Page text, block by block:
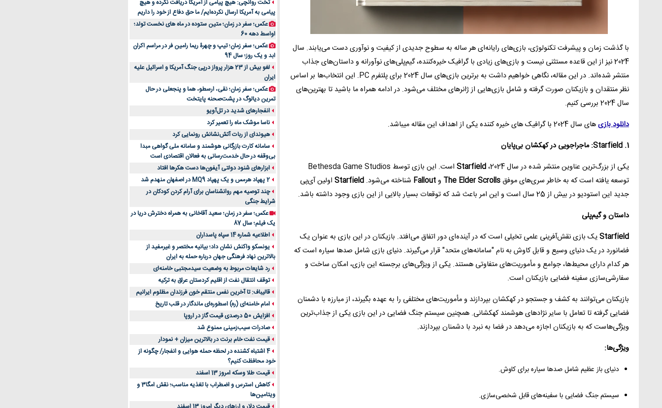
با گذشت زمان و پیشرفت تکنولوژی، بازی‌های رایانه‌ای هر ساله به سطوح جدیدی از کیفیت و نوآوری دست می‌یابند. سال
2024 نیز از این قاعده مستثنی نیست و بازی‌های زیادی با گرافیک خیره‌کننده، گیم‌پلی‌های نوآورانه و داستان‌های جذاب
منتشر شده‌اند. در این مقاله، نگاهی خواهیم داشت به برترین بازی‌های سال 2024 برای پلتفرم PC. این انتخاب‌ها بر اساس
نظر منتقدان و بازیکنان صورت گرفته و شامل بازی‌هایی از ژانرهای مختلف می‌شود. در ادامه همراه ما باشید تا بهترین‌های
سال 2024 بررسی کنیم.
دانلود بازیهای سال 2024 با گرافیک های خیره کننده یکی از اهداف این مقاله میباشد.
1. Starfield: ماجراجویی در کهکشان بی‌پایان
یکی از بزرگ‌ترین عناوین منتشر شده در سال 2024،
Starfield
است. این بازی توسط Bethesda Game Studios
توسعه یافته است که به خاطر سری‌های موفق The Elder Scrolls وFallout شناخته می‌شود. Starfield اولین آی‌پی
جدید این استودیو در بیش از 25 سال است و این امر باعث شد که توقعات بسیار بالایی از این بازی وجود داشته باشد.
داستان و گیم‌پلی
Starfieldیک بازی نقش‌آفرینی علمی تخیلی است که در آینده‌ای دور اتفاق می‌افتد. بازیکنان در این بازی به عنوان یک
فضانورد در یک دنیای وسیع و قابل کاوش به نام "سامانه‌های متحد" قرار می‌گیرند. دنیای بازی شامل صدها سیاره است که
هر کدام دارای محیط‌ها، جوامع و مأموریت‌های متفاوتی هستند. یکی از ویژگی‌های برجسته این بازی، امکان ساخت و
سفارشی‌سازی سفینه فضایی بازیکنان است.
بازیکنان می‌توانند به کشف و جستجو در کهکشان بپردازند و مأموریت‌های مختلفی را به عهده بگیرند، از مبارزه با دشمنان
فضایی گرفته تا تعامل با سایر نژادهای هوشمند کهکشانی. همچنین سیستم جنگ فضایی در این بازی یکی از جذاب‌ترین
ویژگی‌هاست که به بازیکنان اجازه می‌دهد در فضا به نبرد با دشمنان بپردازند.
ویژگی‌ها:
دنیای باز عظیم شامل صدها سیاره برای کاوش.
سیستم جنگ فضایی با سفینه‌های قابل شخصی‌سازی.
راهنمای جامع بهترین کفش ورزشی برای دویدن و استفاده
روزمره | بررسی ۱۲ مدل برتر
تخت روانچی: هیچ پیامی از آمریکا دریافت نکرده و هیچ
پیامی به آمریکا ارسال نکرده‌ایم/ ما حق دفاع از خود را داریم
عکس؛ سفر در زمان؛ متین ستوده در ماه های نخست تولد؛
اواسط دهه 60
عکس؛ سفر زمان؛ تیپ و چهرۀ ریما رامین فر در مراسم اکران
ابد و یک روز؛ سال 94
لغو بیش از 23 هزار پرواز درپی جنگ آمریکا و اسرائیل علیه
ایران
عکس؛ سفر زمان؛ نقی، ارسطو، هما و پنجعلی در حال
تمرین دیالوگ در پشت‌صحنه پایتخت
انفجارهای شدید در تل‌آویو
ناسا موشک ماه را تعمیر کرد
هیوندای از ربات آتش‌نشانش رونمایی کرد
سامانه کارت بازرگانی هوشمند و سامانه ملی گواهی مبدا
بی‌وقفه در حال خدمت‌رسانی به فعالان اقتصادی است
ابزارهای شنود دولتی آیفون‌ها دست هکرها افتاد
2 پهپاد هرمس و یک پهپاد MQ9 در اصفهان منهدم شد
چند توصیه مهم روانشناسان برای آرام کردن کودکان در
شرایط جنگی
عکس؛ سفر در زمان؛ سعید آقاخانی به همراه دخترش دریا در
یک فیلم؛ سال 87
اطلاعیه شماره 14 سپاه پاسداران
یونسکو واکنش نشان داد؛ بیانیه مختصر و غیرمفید از
بالاترین نهاد فرهنگی جهان درباره حمله به ایران
رد شایعات مربوط به وضعیت سیدمجتبی خامنه‌ای
توقف انتقال نفت از اقلیم کردستان عراق به ترکیه
قالیباف: تا آخرین نفس منتقم خون فرزندان مظلوم ایرانیم
امام خامنه‌ای (ره) اسطوره‌ای ماندگار در قلب تاریخ
افزایش 50 درصدی قیمت گاز در اروپا
صادرات سیب‌زمینی ممنوع شد
قیمت نفت خام برنت در بالاترین میزان + نمودار
4 اشتباه کشنده در لحظه حمله هوایی و انفجار/ چگونه از
خود محافظت کنیم؟
قیمت طلا وسکه امروز 13 اسفند
کاهش استرس و اضطراب با تغذیه مناسب؛ نقش امگا3 و
ویتامین‌ها